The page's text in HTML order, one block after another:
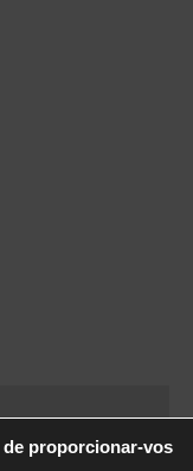
proporcionar-vos